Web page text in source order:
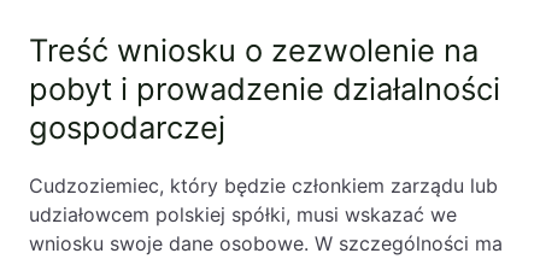
Treść wniosku o zezwolenie na
pobyt i prowadzenie działalności
gospodarczej
Cudzoziemiec, który będzie członkiem zarządu lub
udziałowcem polskiej spółki, musi wskazać we
wniosku swoje dane osobowe. W szczególności ma